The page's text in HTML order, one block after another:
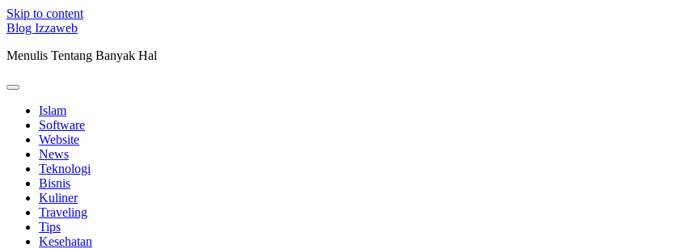
Skip to content
Blog Izzaweb
Menulis Tentang Banyak Hal
Islam
Software
Website
News
Teknologi
Bisnis
Kuliner
Traveling
Tips
Kesehatan